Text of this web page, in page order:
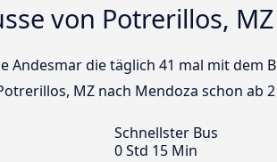
von Potrerillos,
Andesmar die täglich 41 mal mit dem
MZ nach Mendoza schon ab 2
Schnellster Bus
0 Std 15 Min